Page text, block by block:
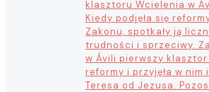
klasztoru Wcielenia w
Kiedy podjęła się
Zakonu, spotkały ją
trudności i sprzeciwy.
w Ávili pierwszy klasztor
reformy i przyjęła w nim
Teresa od Jezusa.